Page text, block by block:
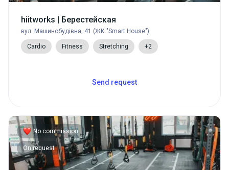
hiitworks | Берестейская
вул. Машинобудівна, 41 (ЖК "Smart House")
Cardio Fitness Stretching +2
Send request
No commission
On request